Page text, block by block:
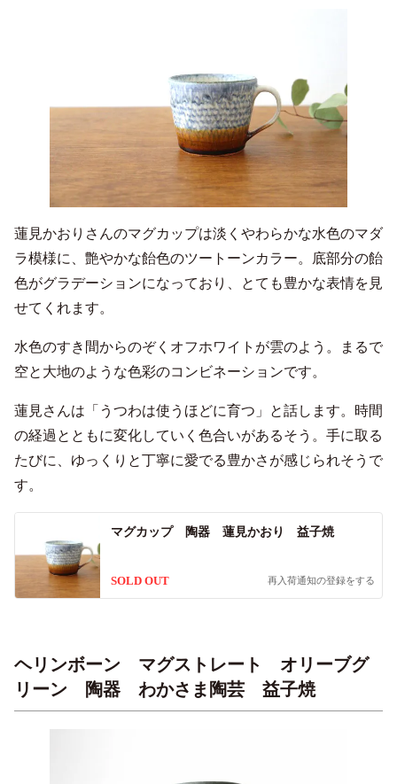
蓮見かおりさんのマグカップは淡くやわらかな水色のマダ
ラ模様に、艶やかな飴色のツートーンカラー。底部分の飴
色がグラデーションになっており、とても豊かな表情を見
せてくれます。
水色のすき間からのぞくオフホワイトが雲のよう。まるで
空と大地のような色彩のコンビネーションです。
蓮見さんは「うつわは使うほどに育つ」と話します。時間
の経過とともに変化していく色合いがあるそう。手に取る
たびに、ゆっくりと丁寧に愛でる豊かさが感じられそうで
す。
マグカップ 陶器 蓮見かおり 益子焼
SOLD OUT 再入荷通知の登録をする
ヘリンボーン マグストレート オリーブグ
リーン 陶器 わかさま陶芸 益子焼